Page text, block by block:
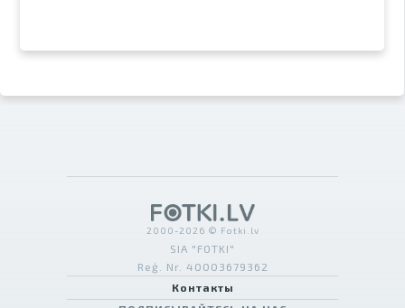
2000-2026 © Fotki.lv
SIA "FOTKI"
Reģ. Nr. 40003679362
Контакты